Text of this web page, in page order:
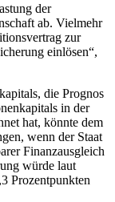
der
ab. Vielmehr
zur
einlösen“,
die Prognos
in der
hat, könnte dem
wenn der Staat
Finanzausgleich
würde laut
Prozentpunkten